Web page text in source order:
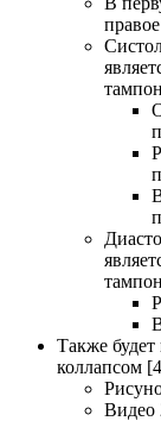
Также
коллапсом
Видео